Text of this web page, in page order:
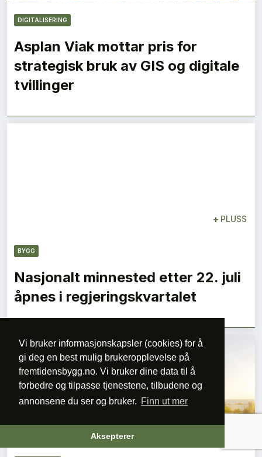
Vi bruker informasjonskapsler (cookies) for å
gi deg en best mulig brukeropplevelse på
fremtidensbygg.no. Vi bruker dine data til å
forbedre og tilpasse tjenestene, tilbudene og
annonsene du ser og bruker. Finn ut mer
Aksepterer
DIGITALISERING
Asplan Viak mottar pris for
strategisk bruk av GIS og digitale
tvillinger
+ PLUSS
BYGG
Nasjonalt minnested etter 22. juli
åpnes i regjeringskvartalet